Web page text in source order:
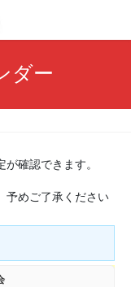
ダー
確認できます。
予めご了承ください